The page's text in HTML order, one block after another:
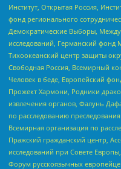
Институт, Открытая Россия,
фонд регионального
Демократические Выборы,
исследований, Германский
Тихоокеанский центр защиты
Свободная Россия, Всемирный
Человек в беде, Европейский
Прожект Хармони, Родники
извлечения органов, Фалунь
по расследованию
Всемирная организация по
Пражский гражданский центр,
исследований при Совете
Форум русскоязычных